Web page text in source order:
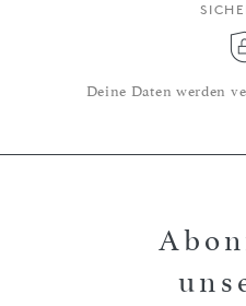
Deine Daten werden